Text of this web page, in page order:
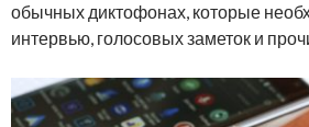
обычных диктофонах, которые
интервью, голосовых заметок и